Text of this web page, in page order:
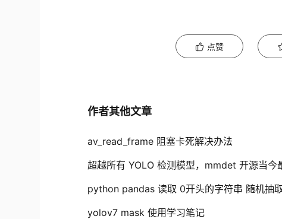
点赞
作者其他文章
av_read_frame 阻塞卡死解决办法
超越所有 YOLO 检测模型，mmdet 开源当今
python pandas 读取 0开头的字符串 随机抽
yolov7 mask 使用学习笔记